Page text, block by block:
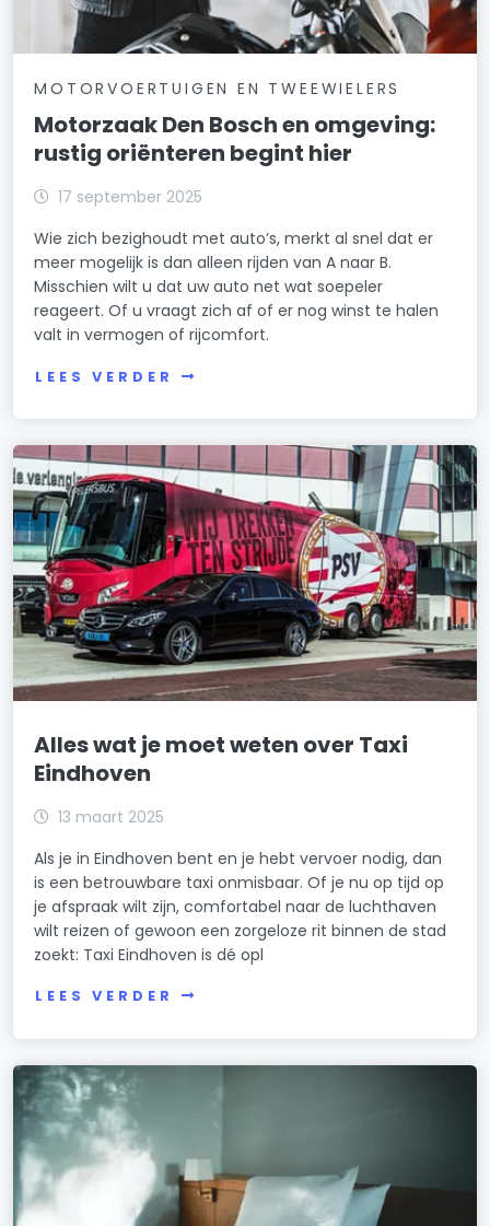
MOTORVOERTUIGEN EN TWEEWIELERS
Motorzaak Den Bosch en omgeving:
rustig oriënteren begint hier
17 september 2025
Wie zich bezighoudt met auto’s, merkt al snel dat er
meer mogelijk is dan alleen rijden van A naar B.
Misschien wilt u dat uw auto net wat soepeler
reageert. Of u vraagt zich af of er nog winst te halen
valt in vermogen of rijcomfort.
LEES VERDER
Alles wat je moet weten over Taxi
Eindhoven
13 maart 2025
Als je in Eindhoven bent en je hebt vervoer nodig, dan
is een betrouwbare taxi onmisbaar. Of je nu op tijd op
je afspraak wilt zijn, comfortabel naar de luchthaven
wilt reizen of gewoon een zorgeloze rit binnen de stad
zoekt: Taxi Eindhoven is dé opl
LEES VERDER